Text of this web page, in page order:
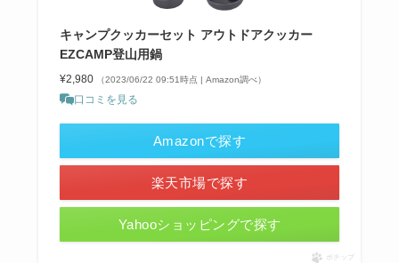
キャンプクッカーセット アウトドアクッカー
EZCAMP登山用鍋
¥2,980 （2023/06/22 09:51時点 | Amazon調べ）
口コミを見る
Amazonで探す
楽天市場で探す
Yahooショッピングで探す
ポチップ